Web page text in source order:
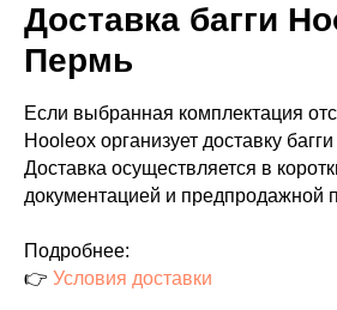
Доставка багги
Пермь
Если выбранная комплектация
Hooleox организует доставку
Доставка осуществляется в
документацией и предпродажной
Подробнее:
👉 Условия доставки